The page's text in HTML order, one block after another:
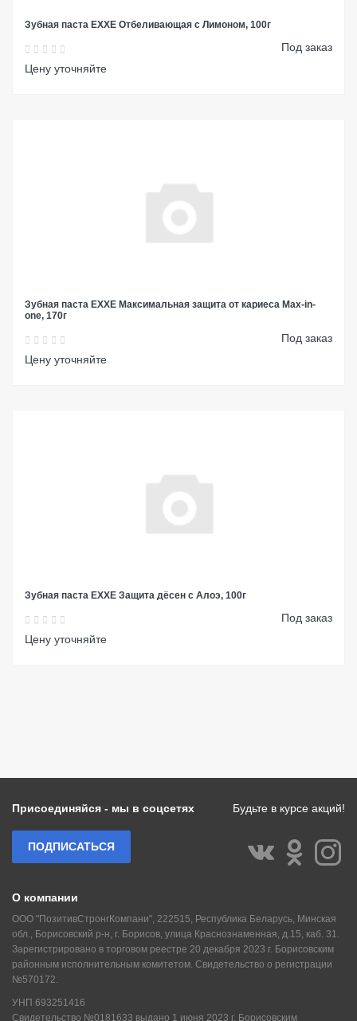
Зубная паста EXXE Отбеливающая с Лимоном, 100г
Под заказ
Цену уточняйте
Зубная паста EXXE Максимальная защита от кариеса Max-in-
one, 170г
Под заказ
Цену уточняйте
Зубная паста EXXE Защита дёсен с Алоэ, 100г
Под заказ
Цену уточняйте
О компании
ООО "ПозитивСтронгКомпани", 222515, Республика Беларусь, Минская
обл., Борисовский р-н, г. Борисов, улица Краснознаменная, д.15, каб. 31.
Зарегистрировано в торговом реестре 20 декабря 2023 г. Борисовским
районным исполнительным комитетом. Свидетельство о регистрации
№570172.
УНП 693251416
Свидетельство №0181633 выдано 1 июня 2023 г. Борисовским
Присоединяйся - мы в соцсетях Будьте в курсе акций!
ПОДПИСАТЬСЯ